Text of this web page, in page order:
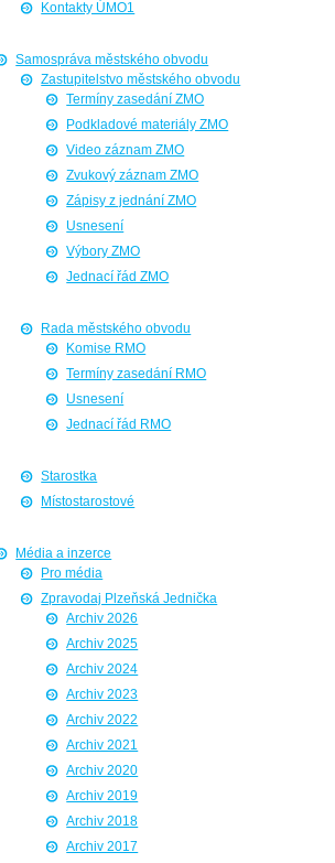
Kontakty ÚMO1
Samospráva městského obvodu
Zastupitelstvo městského obvodu
Termíny zasedání ZMO
Podkladové materiály ZMO
Video záznam ZMO
Zvukový záznam ZMO
Zápisy z jednání ZMO
Usnesení
Výbory ZMO
Jednací řád ZMO
Rada městského obvodu
Komise RMO
Termíny zasedání RMO
Usnesení
Jednací řád RMO
Starostka
Místostarostové
Média a inzerce
Pro média
Zpravodaj Plzeňská Jednička
Archiv 2026
Archiv 2025
Archiv 2024
Archiv 2023
Archiv 2022
Archiv 2021
Archiv 2020
Archiv 2019
Archiv 2018
Archiv 2017